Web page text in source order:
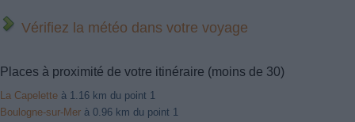
Vérifiez la météo dans votre voyage
Places à proximité de votre itinéraire (moins de 30)
La Capelette à 1.16 km du point 1
Boulogne-sur-Mer à 0.96 km du point 1